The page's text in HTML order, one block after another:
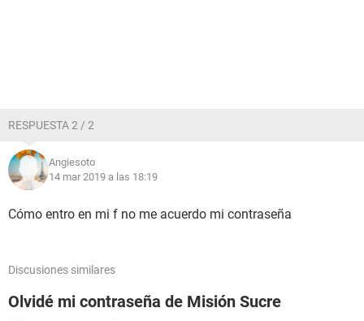
RESPUESTA 2 / 2
Angiesoto
14 mar 2019 a las 18:19
Cómo entro en mi f no me acuerdo mi contraseña
Discusiones similares
Olvidé mi contraseña de Misión Sucre